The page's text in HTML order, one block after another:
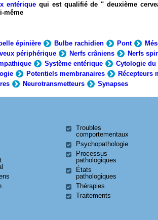
entérique qui est qualifié de " deuxième
même
épinière Bulbe rachidien Pont
périphérique Nerfs crâniens Nerfs
Système entérique Cytologie du
Potentiels membranaires Récepteurs
Neurotransmetteurs Synapses
Troubles
comportementaux
Psychopathologie
Processus
pathologiques
États
pathologiques
Thérapies
Traitements